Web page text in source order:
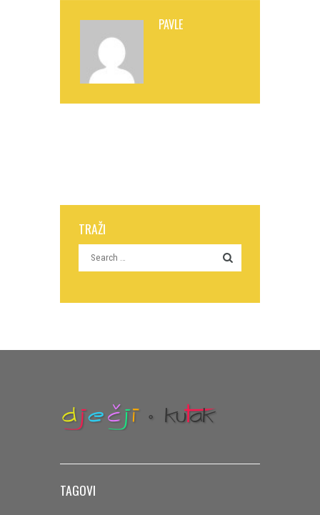
PAVLE
TRAŽI
TAGOVI